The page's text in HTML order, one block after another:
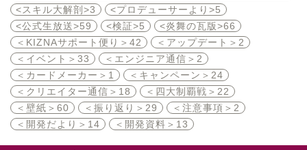
<スキル大解剖>3 <プロデューサーより>5
<公式生放送>59 <検証>5 <炎舞の瓦版>66
＜KIZNAサポート便り＞ 42 ＜アップデート＞ 2
＜イベント＞ 33 ＜エンジニア通信＞ 2
＜カードメーカー＞ 1 ＜キャンペーン＞ 24
＜クリエイター通信＞ 18 ＜四大制覇戦＞ 22
＜壁紙＞ 60 ＜振り返り＞ 29 ＜注意事項＞ 2
＜開発だより＞ 14 ＜開発資料＞ 13